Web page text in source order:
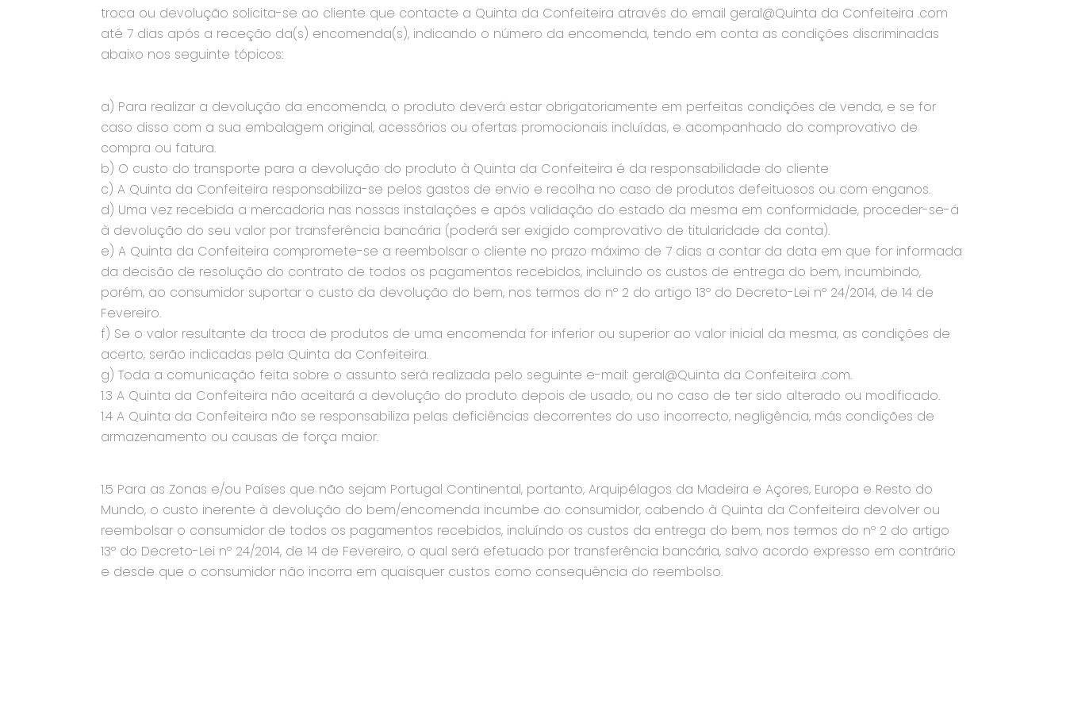
troca ou devolução solicita-se ao cliente que contacte a Quinta da Confeiteira através do email geral@Quinta da Confeiteira .com
até 7 dias após a receção da(s) encomenda(s), indicando o número da encomenda, tendo em conta as condições discriminadas
abaixo nos seguinte tópicos:
a) Para realizar a devolução da encomenda, o produto deverá estar obrigatoriamente em perfeitas condições de venda, e se for
caso disso com a sua embalagem original, acessórios ou ofertas promocionais incluídas, e acompanhado do comprovativo de
compra ou fatura.
b) O custo do transporte para a devolução do produto à Quinta da Confeiteira é da responsabilidade do cliente
c) A Quinta da Confeiteira responsabiliza-se pelos gastos de envio e recolha no caso de produtos defeituosos ou com enganos.
d) Uma vez recebida a mercadoria nas nossas instalações e após validação do estado da mesma em conformidade, proceder-se-á
à devolução do seu valor por transferência bancária (poderá ser exigido comprovativo de titularidade da conta).
e) A Quinta da Confeiteira compromete-se a reembolsar o cliente no prazo máximo de 7 dias a contar da data em que for informada
da decisão de resolução do contrato de todos os pagamentos recebidos, incluindo os custos de entrega do bem, incumbindo,
porém, ao consumidor suportar o custo da devolução do bem, nos termos do nº 2 do artigo 13º do Decreto-Lei nº 24/2014, de 14 de
Fevereiro.
f) Se o valor resultante da troca de produtos de uma encomenda for inferior ou superior ao valor inicial da mesma, as condições de
acerto, serão indicadas pela Quinta da Confeiteira.
g) Toda a comunicação feita sobre o assunto será realizada pelo seguinte e-mail: geral@Quinta da Confeiteira .com.
1.3 A Quinta da Confeiteira não aceitará a devolução do produto depois de usado, ou no caso de ter sido alterado ou modificado.
1.4 A Quinta da Confeiteira não se responsabiliza pelas deficiências decorrentes do uso incorrecto, negligência, más condições de
armazenamento ou causas de força maior.
1.5 Para as Zonas e/ou Países que não sejam Portugal Continental, portanto, Arquipélagos da Madeira e Açores, Europa e Resto do
Mundo, o custo inerente à devolução do bem/encomenda incumbe ao consumidor, cabendo à Quinta da Confeiteira devolver ou
reembolsar o consumidor de todos os pagamentos recebidos, incluíndo os custos da entrega do bem, nos termos do nº 2 do artigo
13º do Decreto-Lei nº 24/2014, de 14 de Fevereiro, o qual será efetuado por transferência bancária, salvo acordo expresso em contrário
e desde que o consumidor não incorra em quaisquer custos como consequência do reembolso.